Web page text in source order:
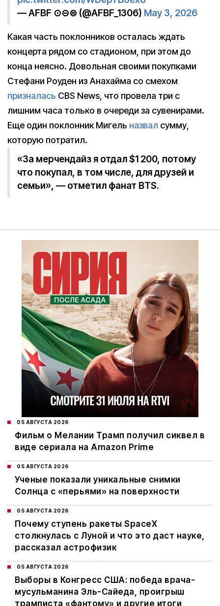
— AFBF ⊙⊝⊜ (@AFBF_1306) May 3, 2026
Какая часть поклонников осталась ждать
концерта рядом со стадионом, при этом до
конца неясно. Довольная своими покупками
Стефани Роуден из Анахайма со смехом
призналась CBS News, что провела три с
лишним часа только в очереди за сувенирами.
Еще один поклонник Мигель назвал сумму,
которую потратил.
«За мерчендайз я отдал $1 200, потому
что покупал, в том числе, для друзей и
семьи», — отметил фанат BTS.
05 АВГУСТА 2026
Фильм о Мелании Трамп получил сиквел в
виде сериала на Amazon Prime
05 АВГУСТА 2026
Ученые показали уникальные снимки
Солнца с «перьями» на поверхности
05 АВГУСТА 2026
Почему ступень ракеты SpaceX
столкнулась с Луной и что это даст науке,
рассказал астрофизик
05 АВГУСТА 2026
Выборы в Конгресс США: победа врача-
мусульманина Эль-Сайеда, проигрыш
трамписта «фантому» и другие итоги